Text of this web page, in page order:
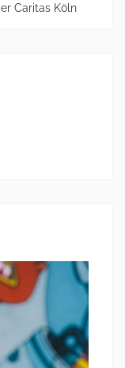
Caritas Köln